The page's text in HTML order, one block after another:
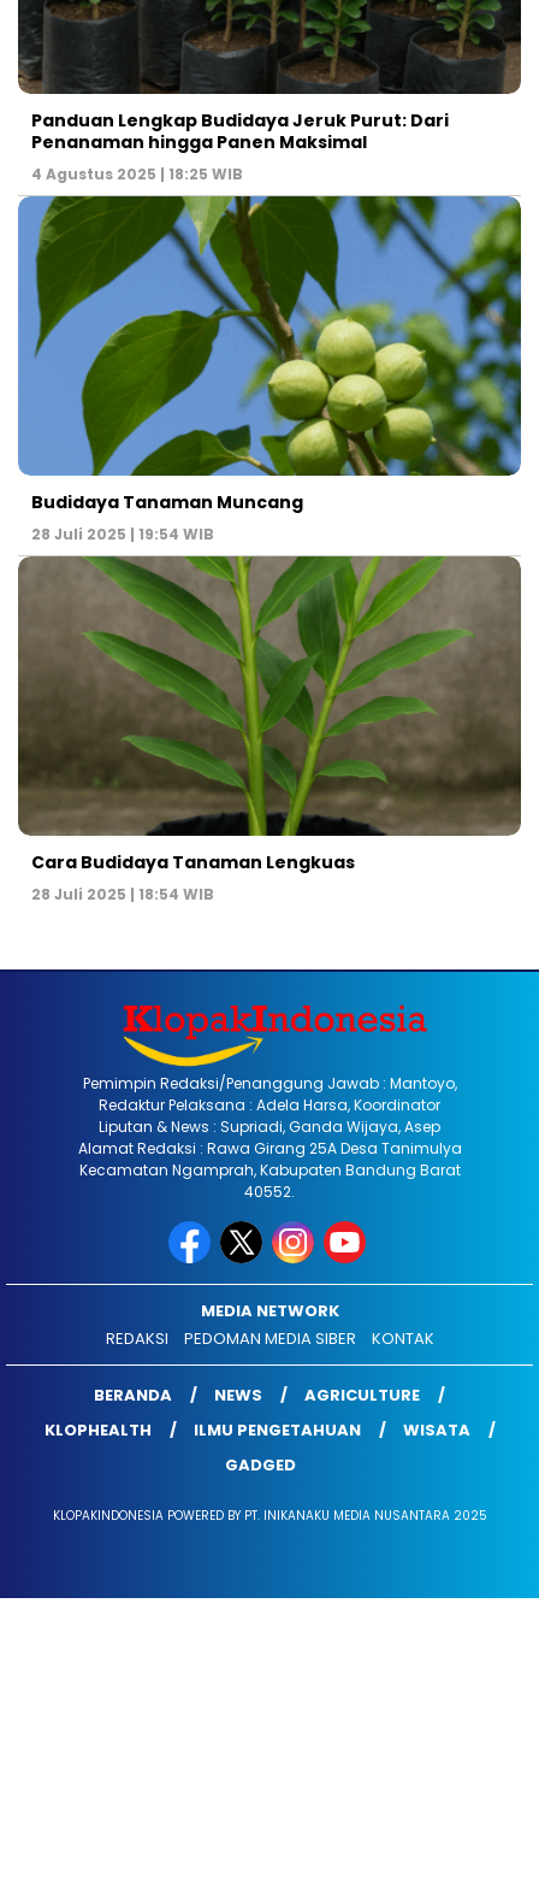
Panduan Lengkap Budidaya Jeruk Purut: Dari
Penanaman hingga Panen Maksimal
4 Agustus 2025 | 18:25 WIB
Budidaya Tanaman Muncang
28 Juli 2025 | 19:54 WIB
Cara Budidaya Tanaman Lengkuas
28 Juli 2025 | 18:54 WIB
Pemimpin Redaksi/Penanggung Jawab : Mantoyo,
Redaktur Pelaksana : Adela Harsa, Koordinator
Liputan & News : Supriadi, Ganda Wijaya, Asep
Alamat Redaksi : Rawa Girang 25A Desa Tanimulya
Kecamatan Ngamprah, Kabupaten Bandung Barat
40552.
MEDIA NETWORK
REDAKSI
PEDOMAN MEDIA SIBER KONTAK
BERANDA NEWS
AGRICULTURE
KLOPHEALTH
ILMU PENGETAHUAN
WISATA
GADGED
KLOPAKINDONESIA POWERED BY PT. INIKANAKU MEDIA NUSANTARA 2025